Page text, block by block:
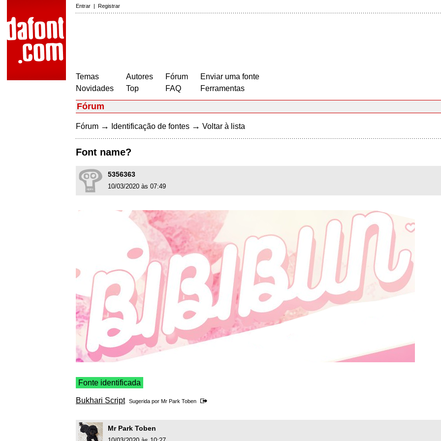
Entrar | Registrar
Temas
Novidades
Autores
Top
Fórum
FAQ
Enviar uma fonte
Ferramentas
Fórum
Fórum → Identificação de fontes → Voltar à lista
Font name?
5356363
10/03/2020 às 07:49
Fonte identificada
Bukhari Script Sugerida por Mr Park Toben
Mr Park Toben